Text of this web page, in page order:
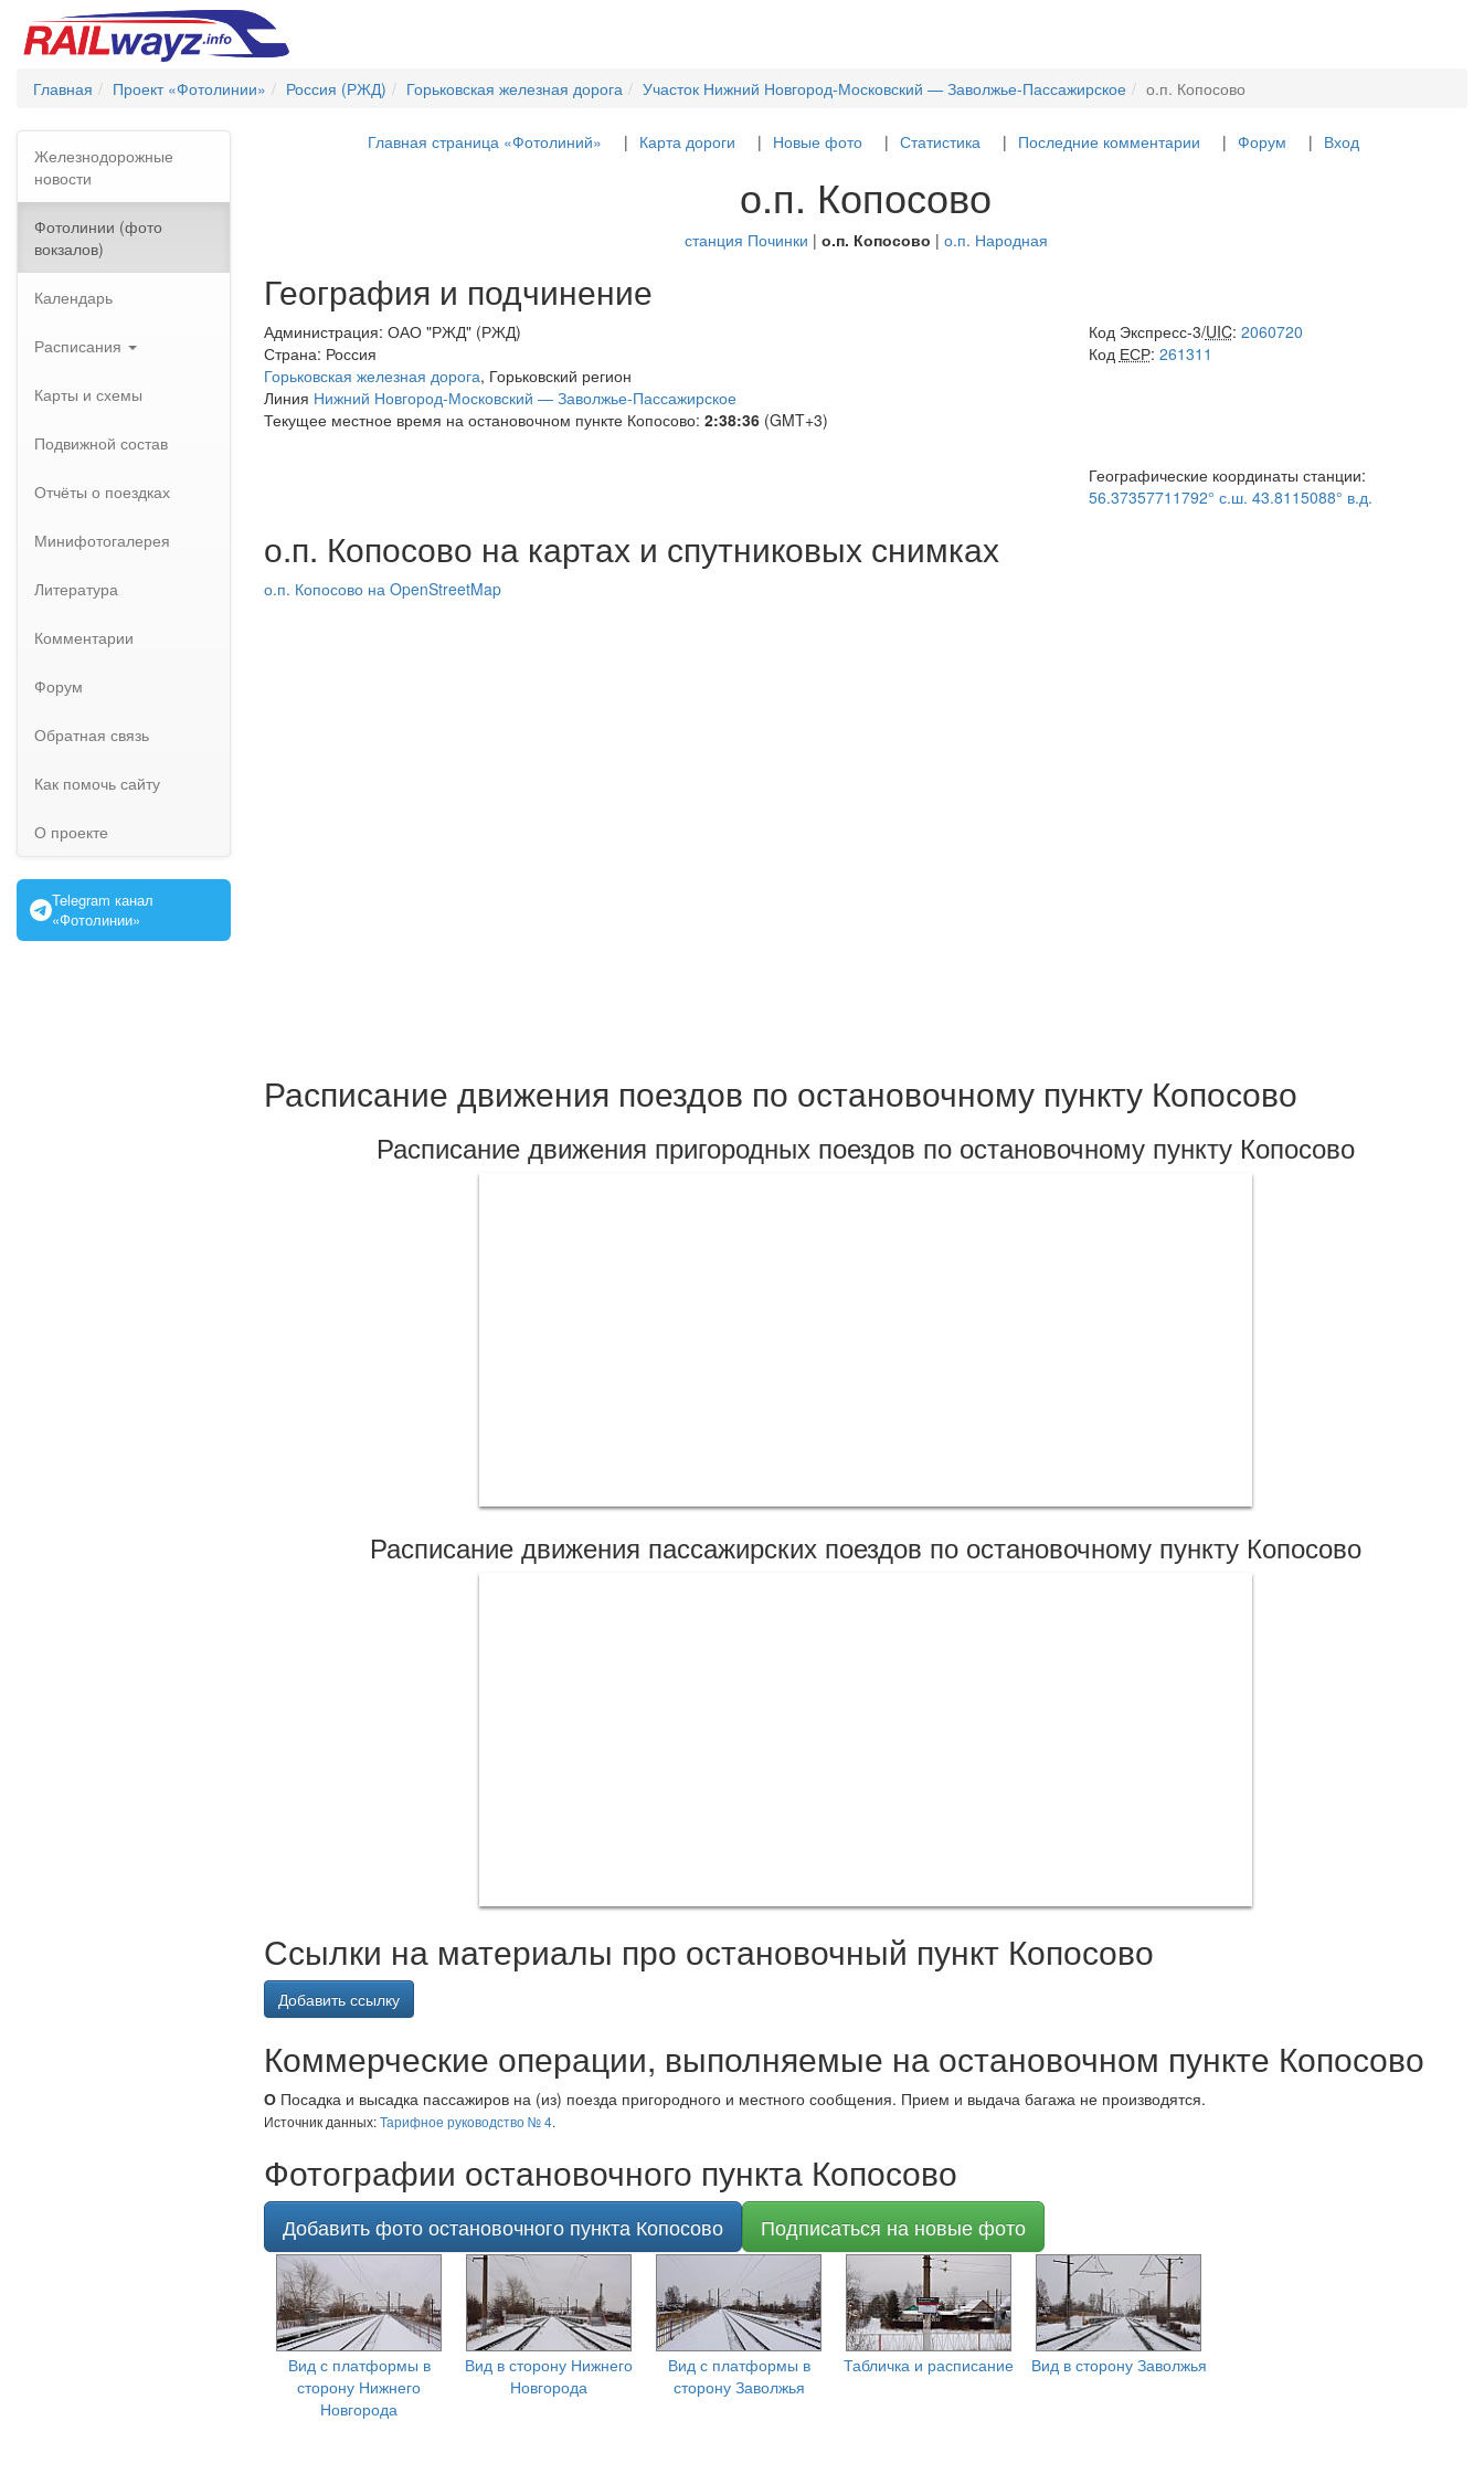
Главная Проект «Фотолинии» Россия (РЖД) Горьковская железная дорога Участок Нижний Новгород-Московский — Заволжье-Пассажирское о.п. Копосово
Железнодорожные
новости
Фотолинии (фото
вокзалов)
Календарь
Расписания
Карты и схемы
Подвижной состав
Отчёты о поездках
Минифотогалерея
Литература
Комментарии
Форум
Обратная связь
Как помочь сайту
О проекте
Telegram канал
«Фотолинии»
Главная страница «Фотолиний» Карта дороги Новые фото Статистика Последние комментарии Форум Вход
о.п. Копосово
станция Починки | о.п. Копосово | о.п. Народная
География и подчинение
Администрация: ОАО "РЖД" (РЖД)
Страна: Россия
Горьковская железная дорога, Горьковский регион
Линия Нижний Новгород-Московский — Заволжье-Пассажирское
Текущее местное время на остановочном пункте Копосово: 2:38:36 (GMT+3)
Код Экспресс-3/UIC: 2060720
Код ЕСР: 261311
Географические координаты станции:
56.37357711792° с.ш. 43.8115088° в.д.
о.п. Копосово на картах и спутниковых снимках
о.п. Копосово на OpenStreetMap
Расписание движения поездов по остановочному пункту Копосово
Расписание движения пригородных поездов по остановочному пункту Копосово
Расписание движения пассажирских поездов по остановочному пункту Копосово
Ссылки на материалы про остановочный пункт Копосово
Добавить ссылку
Коммерческие операции, выполняемые на остановочном пункте Копосово
О Посадка и высадка пассажиров на (из) поезда пригородного и местного сообщения. Прием и выдача багажа не производятся.
Источник данных:Тарифное руководство № 4.
Фотографии остановочного пункта Копосово
Добавить фото остановочного пункта Копосово Подписаться на новые фото
Вид с платформы в
сторону Нижнего
Новгорода
Вид в сторону Нижнего
Новгорода
Вид с платформы в
сторону Заволжья
Табличка и расписание Вид в сторону Заволжья